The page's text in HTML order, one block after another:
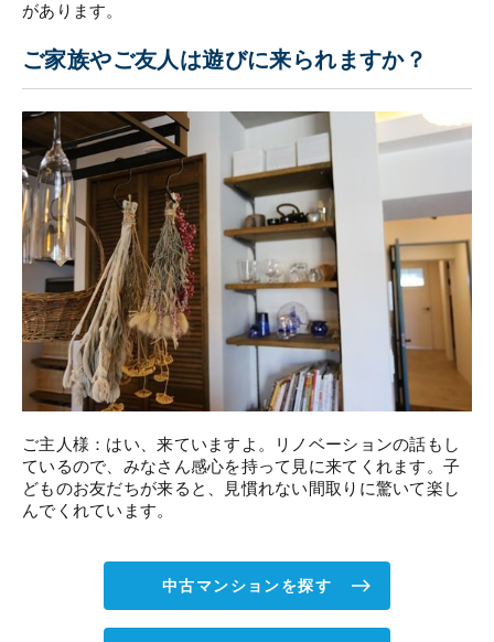
があります。
ご家族やご友人は遊びに来られますか？
ご主人様：はい、来ていますよ。リノベーションの話もし
ているので、みなさん感心を持って見に来てくれます。子
どものお友だちが来ると、見慣れない間取りに驚いて楽し
んでくれています。
中古マンションを探す